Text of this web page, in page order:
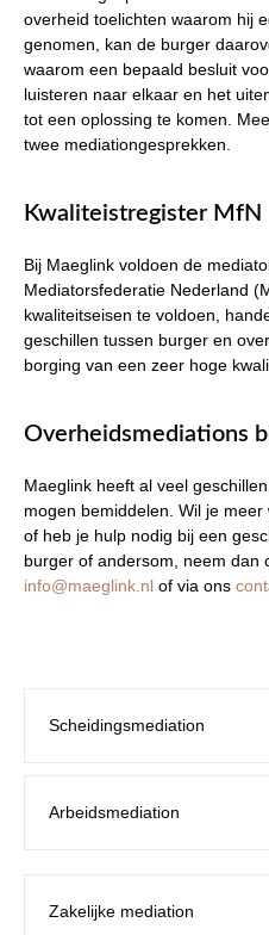
Scheidingsmediation
Arbeidsmediation
Zakelijke mediation
overheid toelichten waarom hij
genomen, kan de burger
waarom een bepaald besluit
luisteren naar elkaar en het
tot een oplossing te komen.
twee mediationgesprekken.
Kwaliteistregister MfN
Bij Maeglink voldoen de
Mediatorsfederatie Nederland
kwaliteitseisen te voldoen,
geschillen tussen burger en
borging van een zeer hoge
Overheidsmediations
Maeglink heeft al veel
mogen bemiddelen. Wil je
of heb je hulp nodig bij een
burger of andersom, neem dan
info@maeglink.nl of via ons